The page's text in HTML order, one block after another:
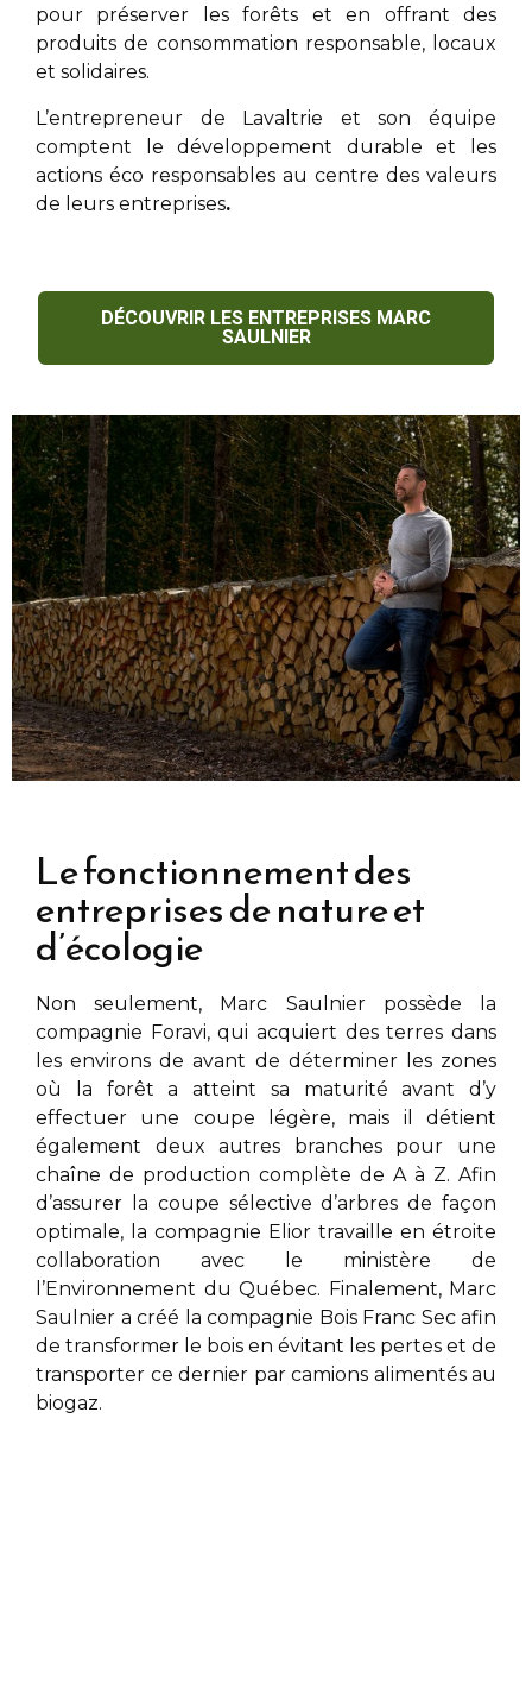
pour préserver les forêts et en offrant des
produits de consommation responsable, locaux
et solidaires.
L’entrepreneur de Lavaltrie et son équipe
comptent le développement durable et les
actions éco responsables au centre des valeurs
de leurs entreprises.
DÉCOUVRIR LES ENTREPRISES MARC
SAULNIER
Le fonctionnement des
entreprises de nature et
d’écologie
Non seulement, Marc Saulnierpossède la
compagnie Foravi, qui acquiert des terres dans
les environs deavant de déterminer les zones
où la forêt a atteint sa maturité avant d’y
effectuer une coupe légère, mais il détient
également deux autres branches pour une
chaîne de production complète de A à Z. Afin
d’assurer la coupe sélective d’arbres de façon
optimale, la compagnie Elior travaille en étroite
collaboration avec le ministère de
l’Environnement du Québec. Finalement, Marc
Saulnier a créé la compagnie Bois Franc Sec afin
de transformer le bois en évitant les pertes et de
transporter ce dernier par camions alimentés au
biogaz.